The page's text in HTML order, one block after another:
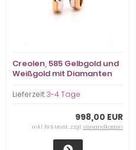
Creolen, 585 Gelbgold und
Weißgold mit Diamanten
Lieferzeit:3-4 Tage
998,00 EUR
inkl. 19 % MwSt. zzgl.Versandkosten